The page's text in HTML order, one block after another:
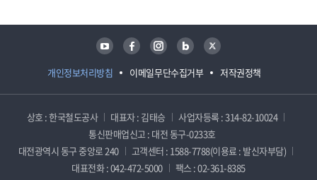
개인정보처리방침 이메일무단수집거부 저작권정책
유튜브 페이스북 인스타그램 블로그 트위터
상호 : 한국철도공사 대표자 : 김태승
사업자등록 : 314-82-10024
통신판매업신고 : 대전 동구-0233호
대전광역시 동구 중앙로 240
고객센터 : 1588-7788(이용료 : 발신자부담)
대표전화 : 042-472-5000
팩스 : 02-361-8385